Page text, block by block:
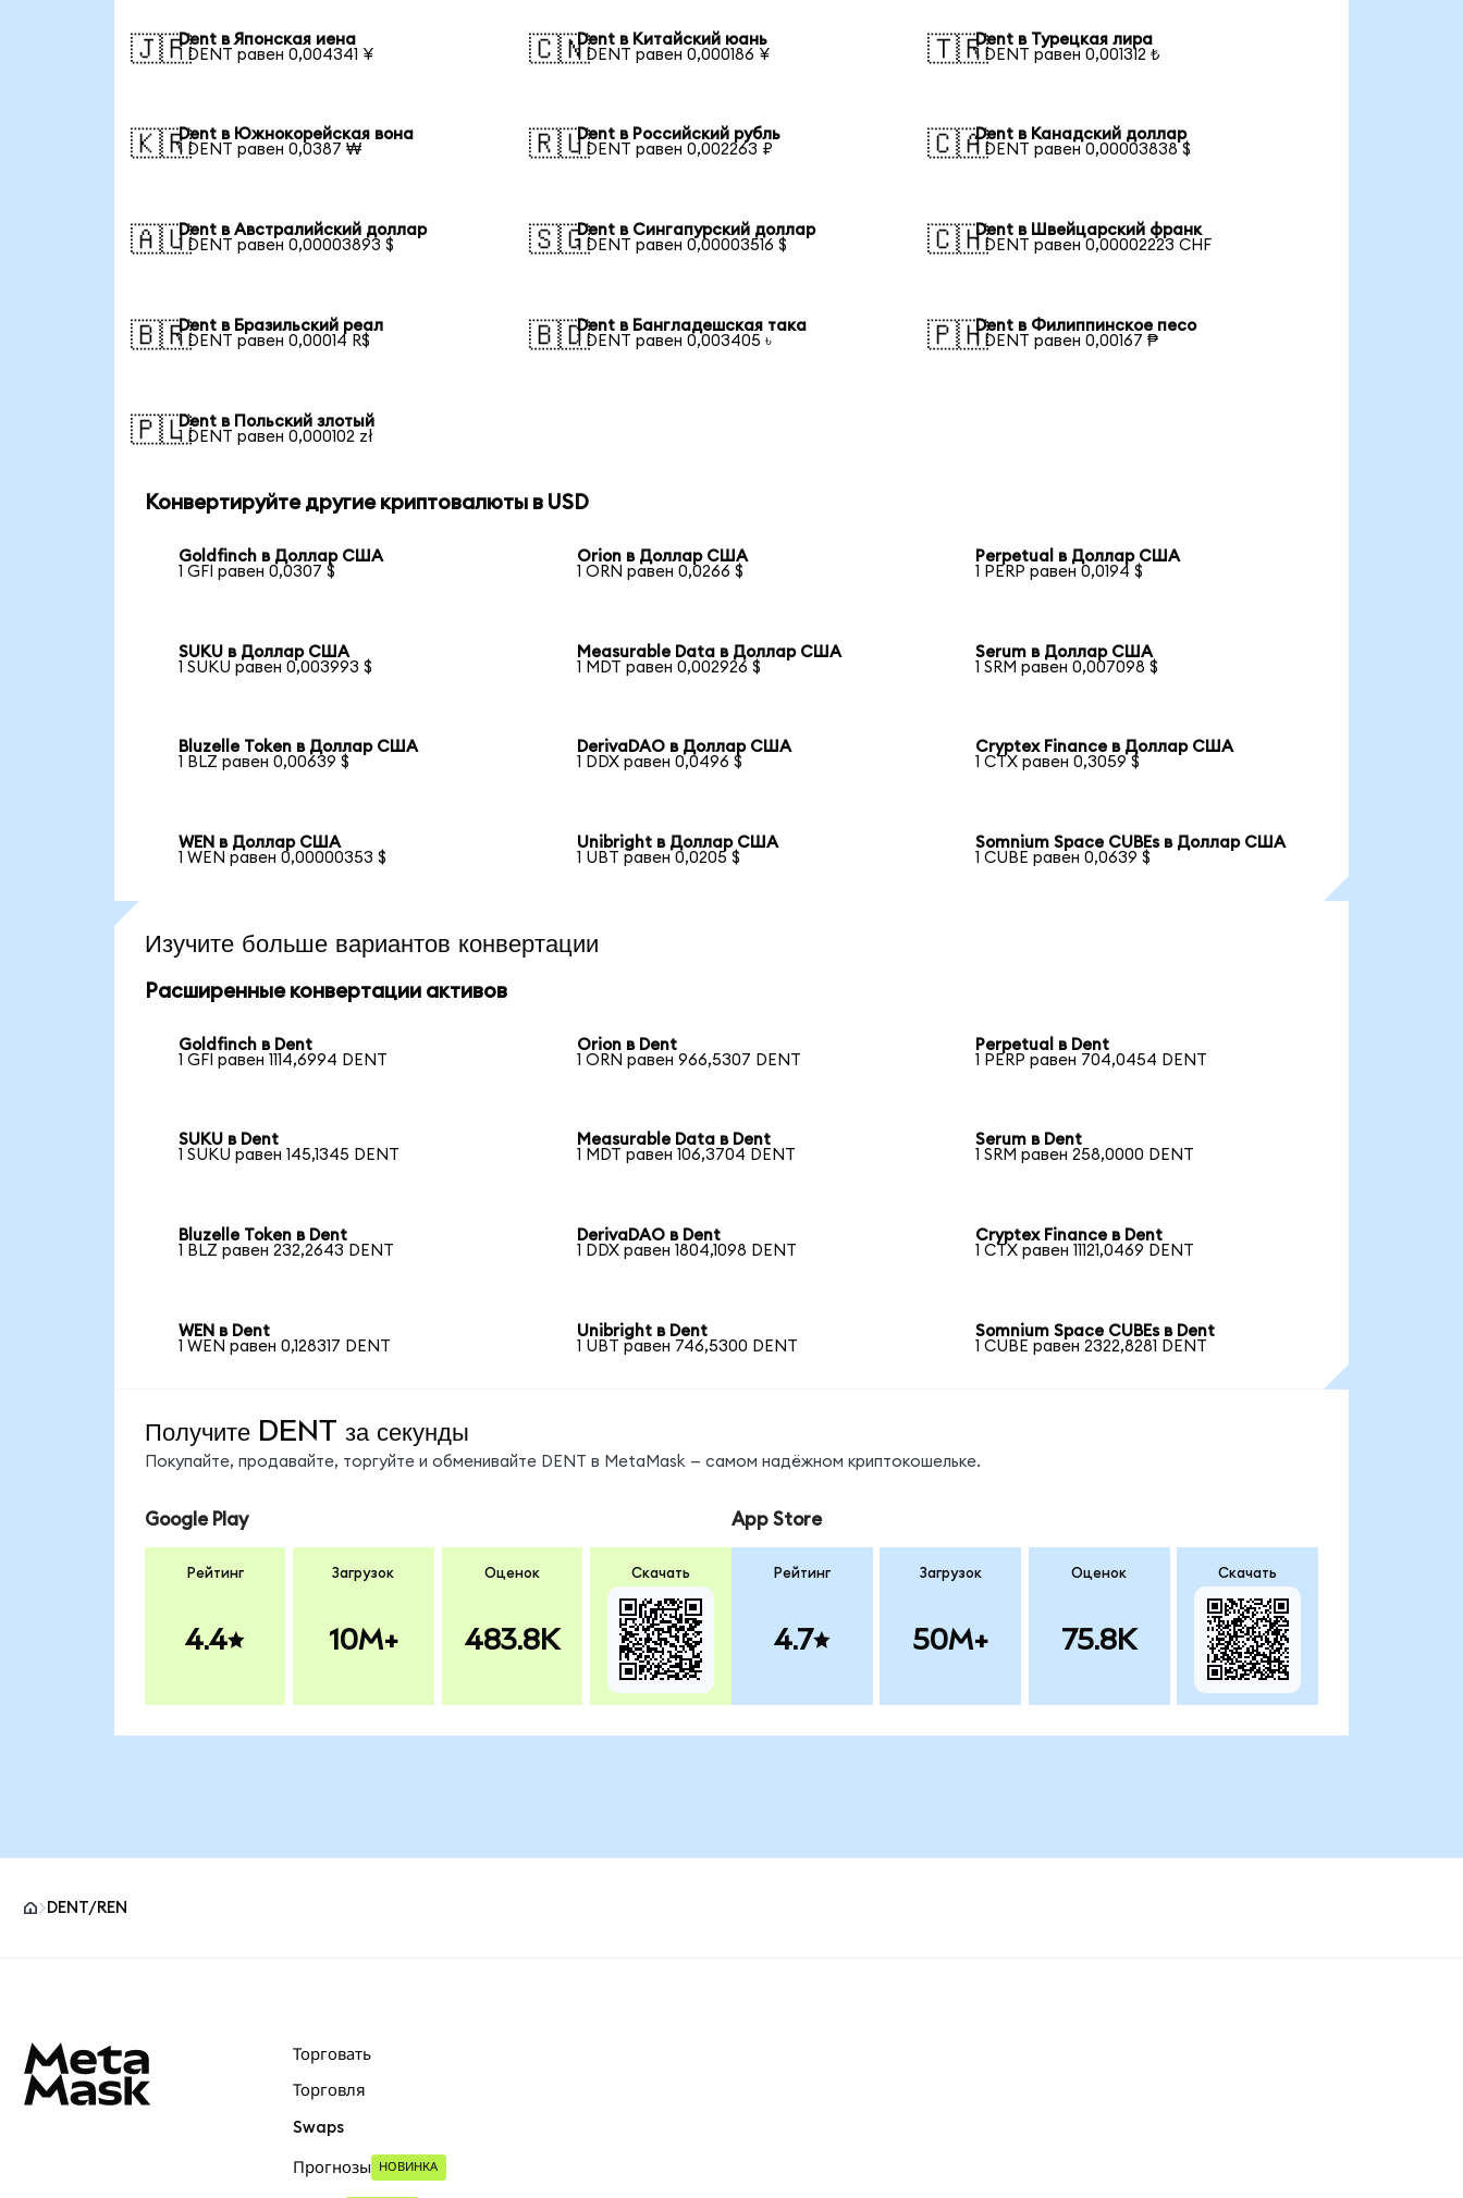
🇯🇵Dent в Японская иена
1 DENT равен 0,004341 ¥
🇨🇳Dent в Китайский юань
1 DENT равен 0,000186 ¥
🇹🇷Dent в Турецкая лира
1 DENT равен 0,001312 ₺
🇰🇷Dent в Южнокорейская вона
1 DENT равен 0,0387 ₩
🇷🇺Dent в Российский рубль
1 DENT равен 0,002263 ₽
🇨🇦Dent в Канадский доллар
1 DENT равен 0,00003838 $
🇦🇺Dent в Австралийский доллар
1 DENT равен 0,00003893 $
🇸🇬Dent в Сингапурский доллар
1 DENT равен 0,00003516 $
🇨🇭Dent в Швейцарский франк
1 DENT равен 0,00002223 CHF
🇧🇷Dent в Бразильский реал
1 DENT равен 0,00014 R$
🇧🇩Dent в Бангладешская така
1 DENT равен 0,003405 ৳
🇵🇭Dent в Филиппинское песо
1 DENT равен 0,00167 ₱
🇵🇱Dent в Польский злотый
1 DENT равен 0,000102 zł
Конвертируйте другие криптовалюты в USD
Goldfinch в Доллар США
1 GFI равен 0,0307 $
Orion в Доллар США
1 ORN равен 0,0266 $
Perpetual в Доллар США
1 PERP равен 0,0194 $
SUKU в Доллар США
1 SUKU равен 0,003993 $
Measurable Data в Доллар США
1 MDT равен 0,002926 $
Serum в Доллар США
1 SRM равен 0,007098 $
Bluzelle Token в Доллар США
1 BLZ равен 0,00639 $
DerivaDAO в Доллар США
1 DDX равен 0,0496 $
Cryptex Finance в Доллар США
1 CTX равен 0,3059 $
WEN в Доллар США
1 WEN равен 0,00000353 $
Unibright в Доллар США
1 UBT равен 0,0205 $
Somnium Space CUBEs в Доллар США
1 CUBE равен 0,0639 $
Изучите больше вариантов конвертации
Расширенные конвертации активов
Goldfinch в Dent
1 GFI равен 1114,6994 DENT
Orion в Dent
1 ORN равен 966,5307 DENT
Perpetual в Dent
1 PERP равен 704,0454 DENT
SUKU в Dent
1 SUKU равен 145,1345 DENT
Measurable Data в Dent
1 MDT равен 106,3704 DENT
Serum в Dent
1 SRM равен 258,0000 DENT
Bluzelle Token в Dent
1 BLZ равен 232,2643 DENT
DerivaDAO в Dent
1 DDX равен 1804,1098 DENT
Cryptex Finance в Dent
1 CTX равен 11121,0469 DENT
WEN в Dent
1 WEN равен 0,128317 DENT
Unibright в Dent
1 UBT равен 746,5300 DENT
Somnium Space CUBEs в Dent
1 CUBE равен 2322,8281 DENT
Получите DENT за секунды
Покупайте, продавайте, торгуйте и обменивайте DENT в MetaMask — самом надёжном криптокошельке.
Google Play
Рейтинг
4.4
Загрузок
10M+
Оценок
483.8K
Скачать
App Store
Рейтинг
4.7
Загрузок
50M+
Оценок
75.8K
Скачать
DENT/REN
Торговать
Торговля
Swaps
Прогнозы НОВИНКА